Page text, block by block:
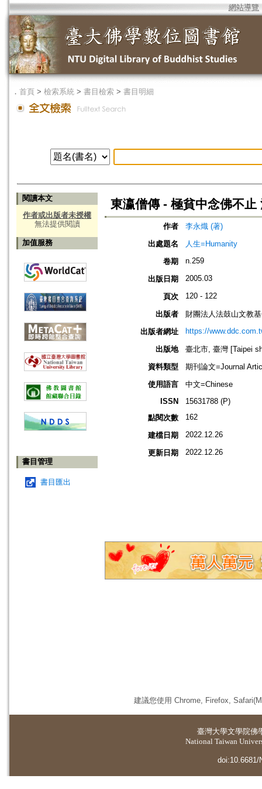
網站導覽
． 首頁 > 檢索系統 > 書目檢索 > 書目明細
閱讀本文
作者或出版者未授權
無法提供閱讀
加值服務
書目管理
書目匯出
東瀛僧傳 - 極貧中念佛不止
作者
李永熾 (著)
出處題名
人生=Humanity
卷期
n.259
出版日期 2005.03
頁次 120 - 122
出版者
財團法人法鼓山文教
出版者網址
https://
出版地
臺北市, 臺灣 [Taipei
資料類型
期刊論文=Journal
使用語言
中文=Chinese
ISSN
15631788 (P)
點閱次數
162
建檔日期 2022.12.26
更新日期 2022.12.26
建議您使用 Chrome, Firefox,
臺灣大學文學院佛
National Taiwan
doi:10.6681/